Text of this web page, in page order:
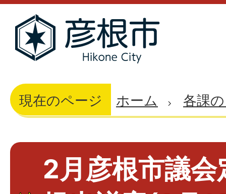
現在のページ ホーム 各課
2月彦根市議会